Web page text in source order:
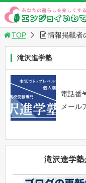
TOP 情報掲載者
滝沢進学塾
電話番
メール
滝沢進学